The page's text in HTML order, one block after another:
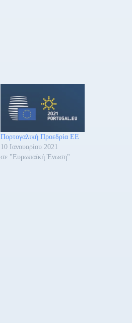
Πορτογαλική Προεδρία ΕΕ
10 Ιανουαρίου 2021
σε "Ευρωπαϊκή Ένωση"